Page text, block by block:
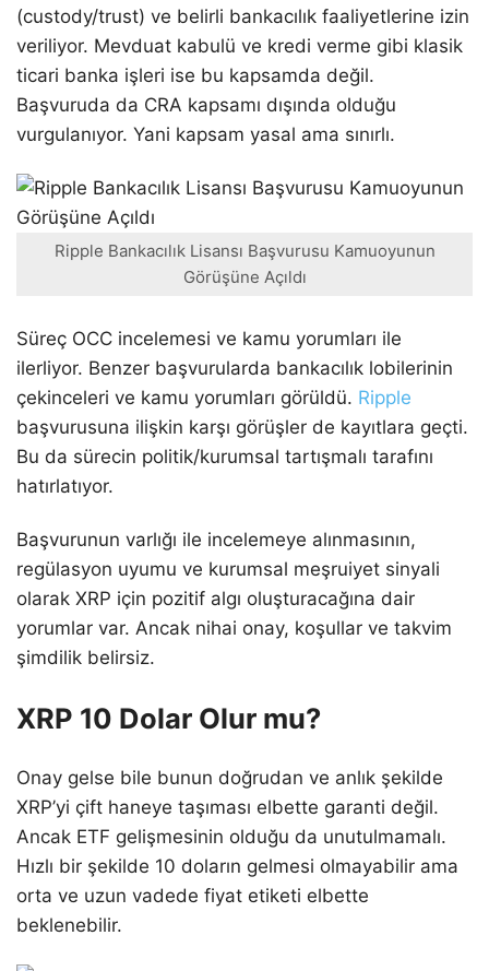
(custody/trust) ve belirli bankacılık faaliyetlerine izin
veriliyor. Mevduat kabulü ve kredi verme gibi klasik
ticari banka işleri ise bu kapsamda değil.
Başvuruda da CRA kapsamı dışında olduğu
vurgulanıyor. Yani kapsam yasal ama sınırlı.
Ripple Bankacılık Lisansı Başvurusu Kamuoyunun
Görüşüne Açıldı
Süreç OCC incelemesi ve kamu yorumları ile
ilerliyor. Benzer başvurularda bankacılık lobilerinin
çekinceleri ve kamu yorumları görüldü. Ripple
başvurusuna ilişkin karşı görüşler de kayıtlara geçti.
Bu da sürecin politik/kurumsal tartışmalı tarafını
hatırlatıyor.
Başvurunun varlığı ile incelemeye alınmasının,
regülasyon uyumu ve kurumsal meşruiyet sinyali
olarak XRP için pozitif algı oluşturacağına dair
yorumlar var. Ancak nihai onay, koşullar ve takvim
şimdilik belirsiz.
XRP 10 Dolar Olur mu?
Onay gelse bile bunun doğrudan ve anlık şekilde
XRP’yi çift haneye taşıması elbette garanti değil.
Ancak ETF gelişmesinin olduğu da unutulmamalı.
Hızlı bir şekilde 10 doların gelmesi olmayabilir ama
orta ve uzun vadede fiyat etiketi elbette
beklenebilir.